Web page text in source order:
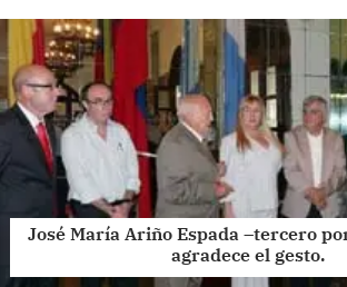
José María Ariño Espada –tercero
agradece el gesto.